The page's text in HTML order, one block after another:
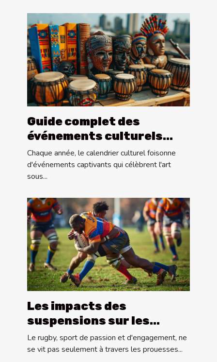
Guide complet des
événements culturels
annuels à ne pas manquer
Chaque année, le calendrier culturel foisonne
d'événements captivants qui célèbrent l'art
sous...
Les impacts des
suspensions sur les
performances des
équipes de rugby
Le rugby, sport de passion et d'engagement, ne
se vit pas seulement à travers les prouesses...